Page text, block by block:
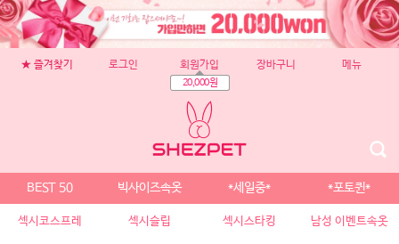
★ 즐겨찾기 로그인 회원가입
20,000원
장바구니 메뉴
BEST 50 빅사이즈속옷 *세일중* *포토퀸*
섹시코스프레 섹시슬립 섹시스타킹 남성 이벤트속옷